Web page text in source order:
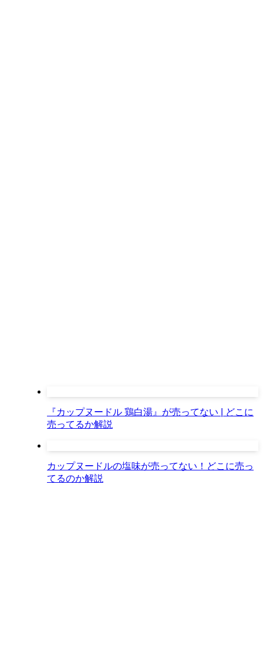
『カップヌードル 鶏白湯』が売ってない | どこに
売ってるか解説
カップヌードルの塩味が売ってない！どこに売っ
てるのか解説